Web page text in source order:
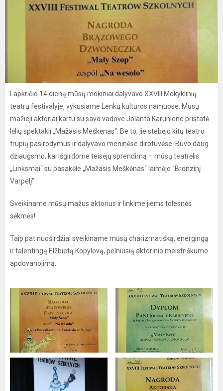
Lapkričio 14 dieną mūsų mokiniai dalyvavo XXVIII Mokyklinių
teatrų festivalyje, vykusiame Lenkų kultūros namuose. Mūsų
mažieji aktoriai kartu su savo vadove Jolanta Karuniene pristatė
lėlių spektaklį „Mažasis Meškėnas“. Be to, jie stebėjo kitų teatro
trupių pasirodymus ir dalyvavo meninėse dirbtuvėse. Buvo daug
džiaugsmo, kai išgirdome teisėjų sprendimą – mūsų teatrėlis
„Linksmai“ su pasakėle „Mažasis Meškėnas“ laimėjo "Bronzinį
Varpelį".
Sveikiname mūsų mažus aktorius ir linkime jiems tolesnės
sėkmės!
Taip pat nuoširdžiai sveikiname mūsų charizmatišką, energingą
ir talentingą Elžbietą Kopylovą, pelniusią aktorinio meistriškumo
apdovanojimą.